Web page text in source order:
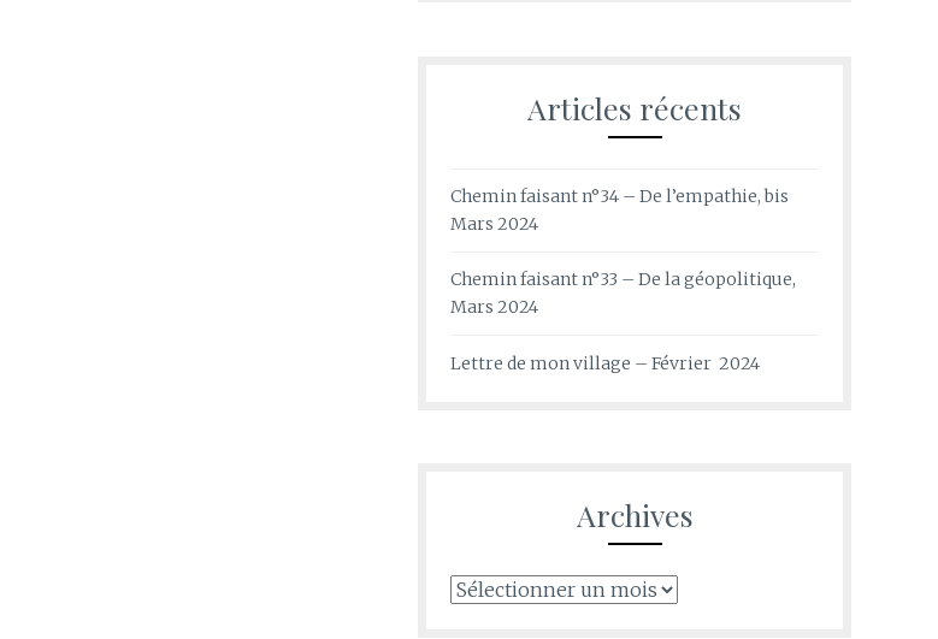
Articles récents
Chemin faisant n°34 – De l’empathie, bis
Mars 2024
Chemin faisant n°33 – De la géopolitique,
Mars 2024
Lettre de mon village – Février 2024
Archives
Archives